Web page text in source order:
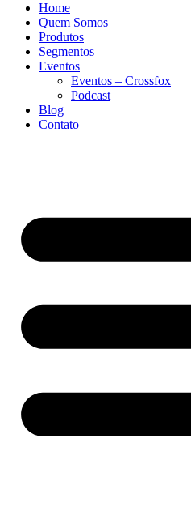
Home
Quem Somos
Produtos
Segmentos
Eventos
Eventos – Crossfox
Podcast
Blog
Contato